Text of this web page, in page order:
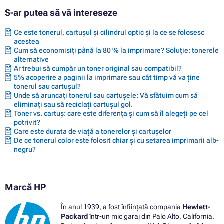
S-ar putea să vă intereseze
Ce este tonerul, cartușul și cilindrul optic și la ce se folosesc
acestea
Cum să economisiți până la 80 % la imprimare? Soluție: tonerele
alternative
Ar trebui să cumpăr un toner original sau compatibil?
5% acoperire a paginii la imprimare sau cât timp vă va ține
tonerul sau cartușul?
Unde să aruncați tonerul sau cartușele: Vă sfătuim cum să
eliminați sau să reciclați cartușul gol.
Toner vs. cartuș: care este diferența și cum să îl alegeți pe cel
potrivit?
Care este durata de viață a tonerelor și cartușelor
De ce tonerul color este folosit chiar și cu setarea imprimarii alb-
negru?
Marcă HP
În anul 1939, a fost înființată compania Hewlett-
Packardîntr-un mic garaj din Palo Alto, California.